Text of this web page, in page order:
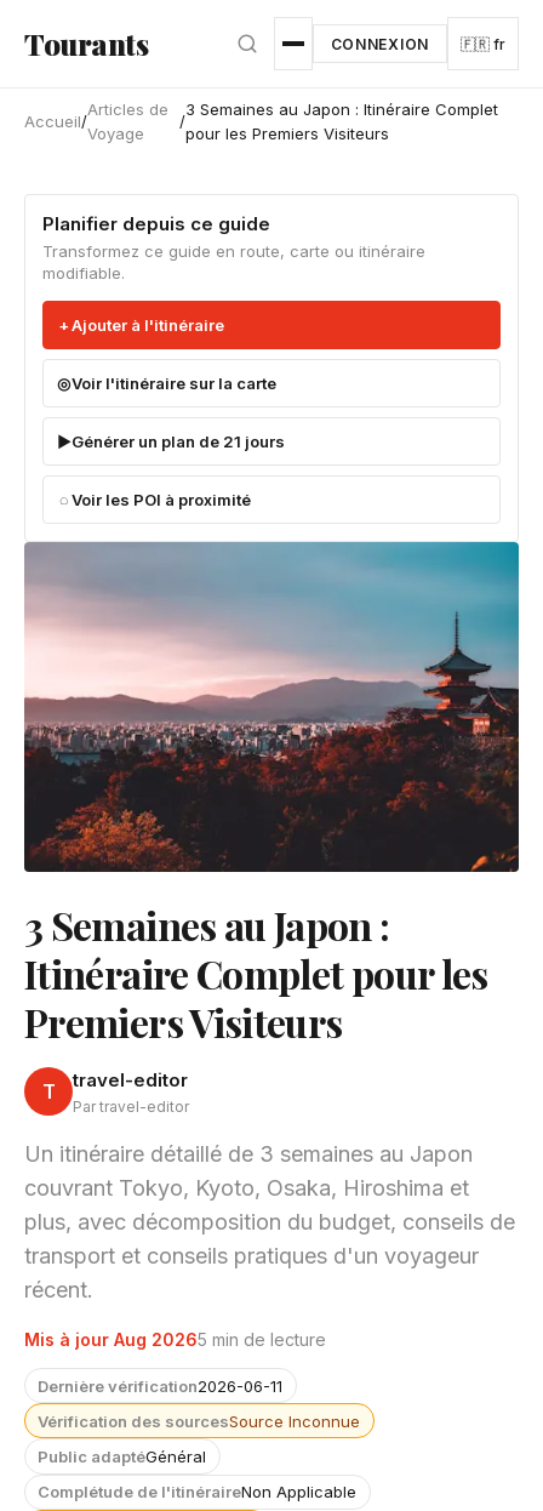
Tourants CONNEXION 🇫🇷 fr
Accueil/
Articles de
Voyage
/
3 Semaines au Japon : Itinéraire Complet
pour les Premiers Visiteurs
Planifier depuis ce guide
Transformez ce guide en route, carte ou itinéraire
modifiable.
Ajouter à l'itinéraire
Voir l'itinéraire sur la carte
Générer un plan de 21 jours
Voir les POI à proximité
3 Semaines au Japon :
Itinéraire Complet pour les
Premiers Visiteurs
T travel-editor
Par travel-editor
Un itinéraire détaillé de 3 semaines au Japon
couvrant Tokyo, Kyoto, Osaka, Hiroshima et
plus, avec décomposition du budget, conseils de
transport et conseils pratiques d'un voyageur
récent.
Mis à jour Aug 20265 min de lecture
Dernière vérification2026-06-11
Vérification des sourcesSource Inconnue
Public adaptéGénéral
Complétude de l'itinéraireNon Applicable